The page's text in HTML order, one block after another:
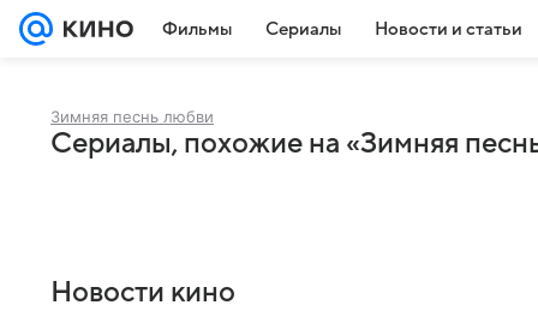
Фильмы Сериалы Новости и статьи
Зимняя песнь любви
Сериалы, похожие на «Зимняя
Новости кино